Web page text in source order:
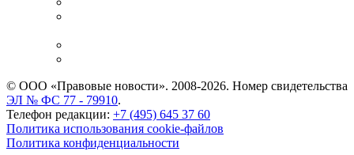
© ООО «Правовые новости». 2008-2026. Номер свидетельства
ЭЛ № ФС 77 - 79910.
Телефон редакции: +7 (495) 645 37 60
Политика использования cookie-файлов
Политика конфиденциальности